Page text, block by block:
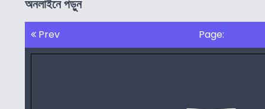
অনলাইনে পড়ুন
Prev Page: